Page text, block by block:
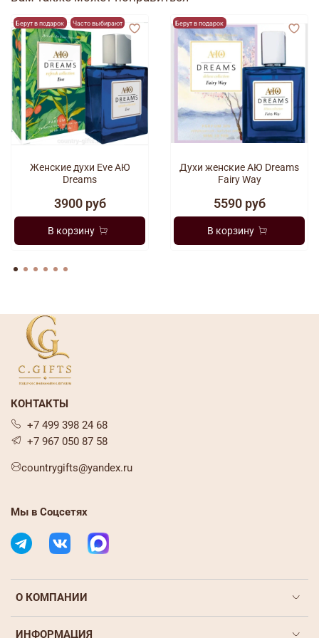
Берут в подарок Часто выбирают
Женские духи Eve АЮ
Dreams
3900 руб
В корзину
Берут в подарок
Духи женские АЮ Dreams
Fairy Way
5590 руб
В корзину
О КОМПАНИИ
ИНФОРМАЦИЯ
КОНТАКТЫ
+7 499 398 24 68
+7 967 050 87 58
countrygifts@yandex.ru
Мы в Соцсетях